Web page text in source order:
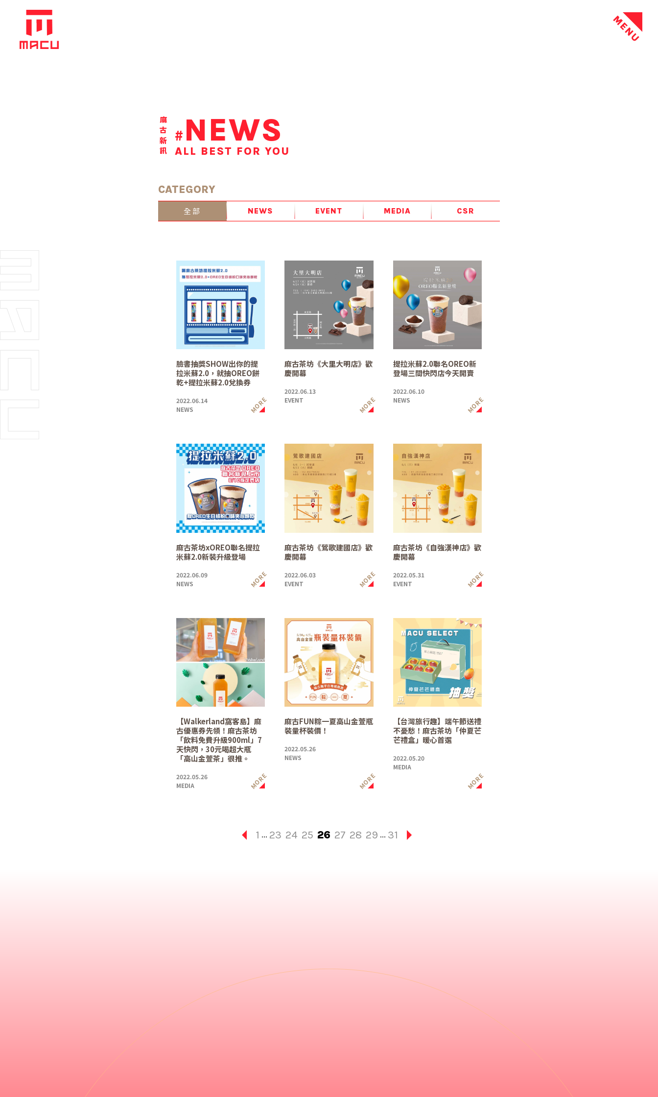
MENU
麻古新訊 # NEWS
ALL BEST FOR YOU
CATEGORY
全部 NEWS EVENT MEDIA CSR
臉書抽獎SHOW出你的提
拉米蘇2.0，就抽OREO餅
乾+提拉米蘇2.0兌換券
2022.06.14
NEWS
MORE
麻古茶坊《大里大明店》歡
慶開幕
2022.06.13
EVENT
MORE
提拉米蘇2.0聯名OREO新
登場三間快閃店今天開賣
2022.06.10
NEWS
MORE
麻古茶坊xOREO聯名提拉
米蘇2.0新裝升級登場
2022.06.09
NEWS
MORE
麻古茶坊《鶯歌建國店》歡
慶開幕
2022.06.03
EVENT
MORE
麻古茶坊《自強漢神店》歡
慶開幕
2022.05.31
EVENT
MORE
【Walkerland窩客島】麻
古優惠券先領！麻古茶坊
「飲料免費升級900ml」7
天快閃，30元喝超大瓶
「高山金萱茶」很推。
2022.05.26
MEDIA
MORE
麻古FUN粽一夏高山金萱瓶
裝量杯裝價！
2022.05.26
NEWS
MORE
【台灣旅行趣】端午節送禮
不憂愁！麻古茶坊「仲夏芒
芒禮盒」暖心首選
2022.05.20
MEDIA
MORE
1 ... 23 24 25 26 27 28 29 ... 31